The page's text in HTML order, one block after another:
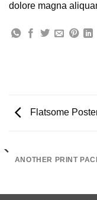
dolore magna
Flatsome
ANOTHER PRINT